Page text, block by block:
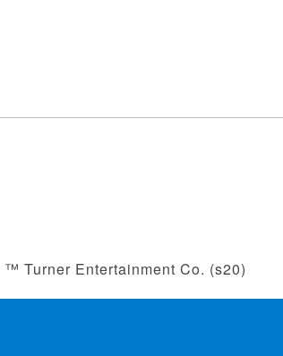
Turner Entertainment Co. (s20)